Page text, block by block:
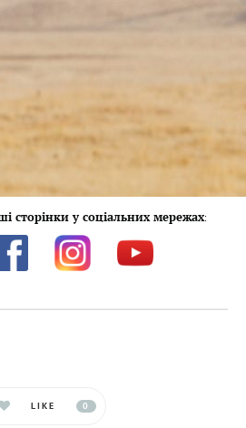
сторінки у соціальних мережах:
LIKE 0